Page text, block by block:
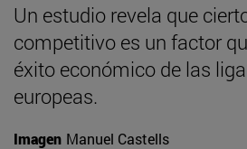
Un estudio revela que
competitivo es un factor
éxito económico de las
europeas.
Imagen Manuel Castells